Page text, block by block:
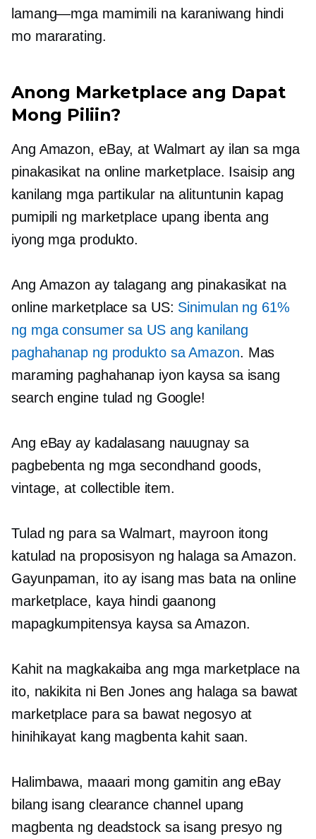
lamang—mga mamimili na karaniwang hindi
mo mararating.
Anong Marketplace ang Dapat
Mong Piliin?
Ang Amazon, eBay, at Walmart ay ilan sa mga
pinakasikat na online marketplace. Isaisip ang
kanilang mga partikular na alituntunin kapag
pumipili ng marketplace upang ibenta ang
iyong mga produkto.
Ang Amazon ay talagang ang pinakasikat na
online marketplace sa US: Sinimulan ng 61%
ng mga consumer sa US ang kanilang
paghahanap ng produkto sa Amazon. Mas
maraming paghahanap iyon kaysa sa isang
search engine tulad ng Google!
Ang eBay ay kadalasang nauugnay sa
pagbebenta ng mga secondhand goods,
vintage, at collectible item.
Tulad ng para sa Walmart, mayroon itong
katulad na proposisyon ng halaga sa Amazon.
Gayunpaman, ito ay isang mas bata na online
marketplace, kaya hindi gaanong
mapagkumpitensya kaysa sa Amazon.
Kahit na magkakaiba ang mga marketplace na
ito, nakikita ni Ben Jones ang halaga sa bawat
marketplace para sa bawat negosyo at
hinihikayat kang magbenta kahit saan.
Halimbawa, maaari mong gamitin ang eBay
bilang isang clearance channel upang
magbenta ng deadstock sa isang presyo ng